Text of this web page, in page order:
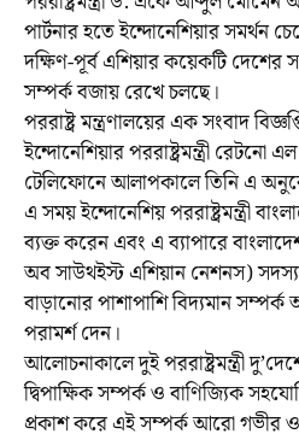
পার্টনার হতে ইন্দোনেশিয়ার সমর্থন
দক্ষিণ-পূর্ব এশিয়ার কয়েকটি দেশের
সম্পর্ক বজায় রেখে চলছে।
পররাষ্ট্র মন্ত্রণালয়ের এক সংবাদ
ইন্দোনেশিয়ার পররাষ্ট্রমন্ত্রী রেটনো
টেলিফোনে আলাপকালে তিনি এ
এ সময় ইন্দোনেশিয় পররাষ্ট্রমন্ত্রী
ব্যক্ত করেন এবং এ ব্যাপারে
অব সাউথইস্ট এশিয়ান নেশনস)
বাড়ানোর পাশাপাশি বিদ্যমান
পরামর্শ দেন।
আলোচনাকালে দুই পররাষ্ট্রমন্ত্রী
দ্বিপাক্ষিক সম্পর্ক ও বাণিজ্যিক
প্রকাশ করে এই সম্পর্ক আরো গভীর ও